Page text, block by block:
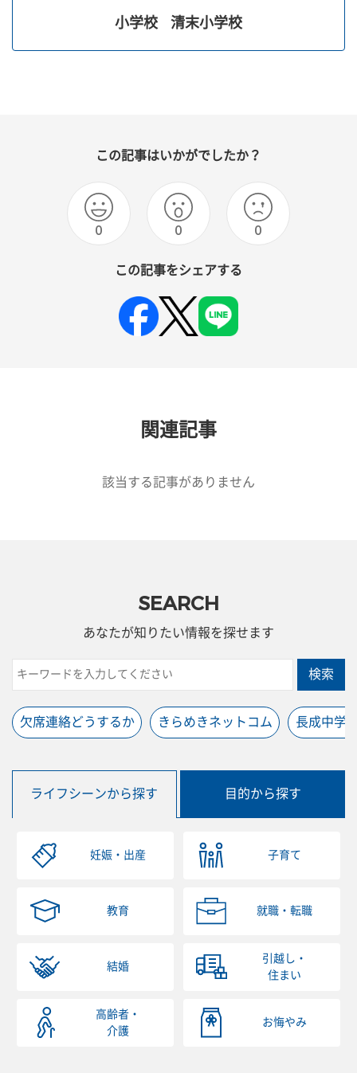
小学校 清末小学校
この記事はいかがでしたか？
0 0 0
この記事をシェアする
関連記事
該当する記事がありません
SEARCH
あなたが知りたい情報を探せます
検索
欠席連絡どうするか きらめきネットコム 長成中学
ライフシーンから探す 目的から探す
妊娠・出産 子育て
教育 就職・転職
結婚
引越し・
住まい
高齢者・
介護
お悔やみ